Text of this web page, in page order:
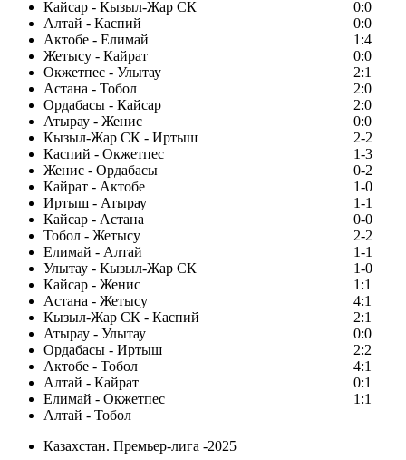
Кайсар - Кызыл-Жар СК
0:0
Алтай - Каспий
0:0
Актобе - Елимай
1:4
Жетысу - Кайрат
0:0
Окжетпес - Улытау
2:1
Астана - Тобол
2:0
Ордабасы - Кайсар
2:0
Атырау - Женис
0:0
Кызыл-Жар СК - Иртыш
2-2
Каспий - Окжетпес
1-3
Женис - Ордабасы
0-2
Кайрат - Актобе
1-0
Иртыш - Атырау
1-1
Кайсар - Астана
0-0
Тобол - Жетысу
2-2
Елимай - Алтай
1-1
Улытау - Кызыл-Жар СК
1-0
Кайсар - Женис
1:1
Астана - Жетысу
4:1
Кызыл-Жар СК - Каспий
2:1
Атырау - Улытау
0:0
Ордабасы - Иртыш
2:2
Актобе - Тобол
4:1
Алтай - Кайрат
0:1
Елимай - Окжетпес
1:1
Алтай - Тобол
Казахстан. Премьер-лига -2025